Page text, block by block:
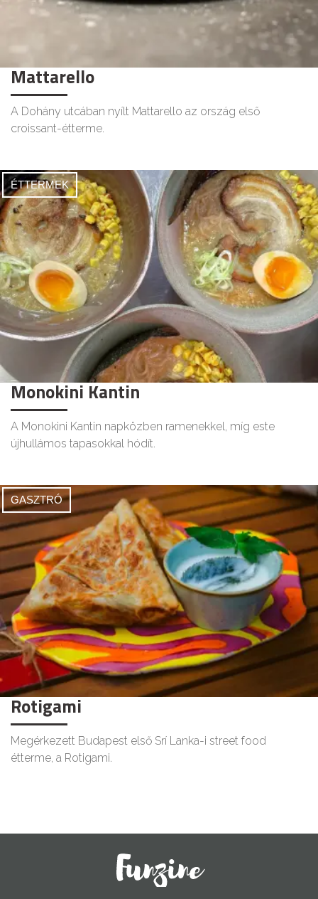
Mattarello
A Dohány utcában nyílt Mattarello az ország első
croissant-étterme.
ÉTTERMEK
Monokini Kantin
A Monokini Kantin napközben ramenekkel, míg este
újhullámos tapasokkal hódít.
GASZTRÓ
Rotigami
Megérkezett Budapest első Srí Lanka-i street food
étterme, a Rotigami.